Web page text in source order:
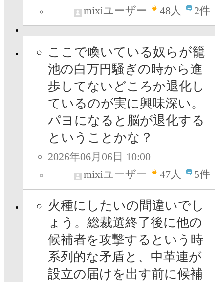
mixiユーザー
48人 2件
ここで喚いている奴らが籠
池の白万円騒ぎの時から進
歩してないどころか退化し
ているのが実に興味深い。
パヨになると脳が退化する
ということかな？
2026年06月06日 10:00
mixiユーザー
47人 5件
火種にしたいの間違いでし
ょう。総裁選終了後に他の
候補者を攻撃するという時
系列的な矛盾と、中革連が
設立の届けを出す前に候補